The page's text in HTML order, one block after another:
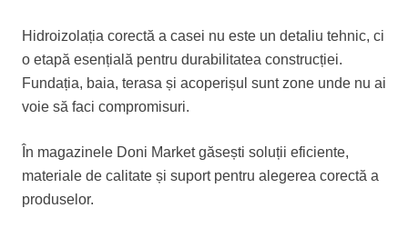
Hidroizolația corectă a casei nu este un detaliu tehnic, ci
o etapă esențială pentru durabilitatea construcției.
Fundația, baia, terasa și acoperișul sunt zone unde nu ai
voie să faci compromisuri.
În magazinele Doni Market găsești soluții eficiente,
materiale de calitate și suport pentru alegerea corectă a
produselor.